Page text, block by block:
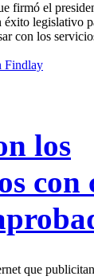
firmó el
éxito legislativo
con los
Findlay
los
con
que